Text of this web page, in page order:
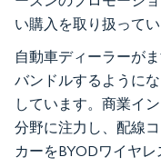
い購入を取り扱ってい
自動車ディーラーが
バンドルするように
しています。商業イ
分野に注力し、配線
カーをBYODワイヤレ